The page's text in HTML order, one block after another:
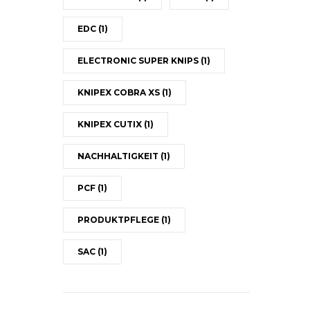
EDC (1)
ELECTRONIC SUPER KNIPS (1)
KNIPEX COBRA XS (1)
KNIPEX CUTIX (1)
NACHHALTIGKEIT (1)
PCF (1)
PRODUKTPFLEGE (1)
SAC (1)